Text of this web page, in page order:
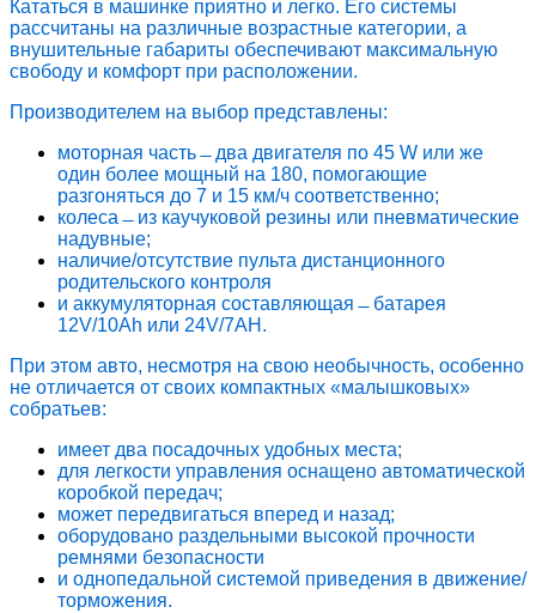
Кататься в машинке приятно и легко. Его системы
рассчитаны на различные возрастные категории, а
внушительные габариты обеспечивают максимальную
свободу и комфорт при расположении.
Производителем на выбор представлены:
моторная часть ̶ два двигателя по 45 W или же
один более мощный на 180, помогающие
разгоняться до 7 и 15 км/ч соответственно;
колеса ̶ из каучуковой резины или пневматические
надувные;
наличие/отсутствие пульта дистанционного
родительского контроля
и аккумуляторная составляющая ̶ батарея
12V/10Ah или 24V/7AH.
При этом авто, несмотря на свою необычность, особенно
не отличается от своих компактных «малышковых»
собратьев:
имеет два посадочных удобных места;
для легкости управления оснащено автоматической
коробкой передач;
может передвигаться вперед и назад;
оборудовано раздельными высокой прочности
ремнями безопасности
и однопедальной системой приведения в движение/
торможения.